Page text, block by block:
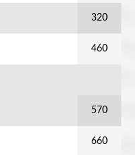
320
460
570
660